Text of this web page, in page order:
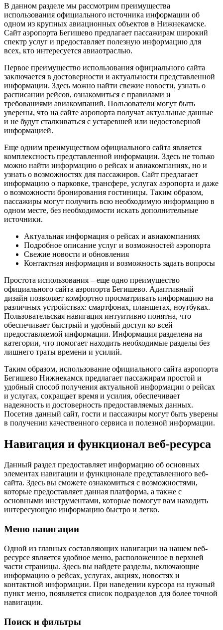
В данном разделе мы рассмотрим преимущества
использования официального источника информации об
одном из крупных авиационных объектов в Нижнекамске.
Сайт аэропорта Бегишево предлагает пассажирам широкий
спектр услуг и предоставляет полезную информацию для
всех, кто интересуется авиаотраслью.
Первое преимущество использования официального сайта
заключается в достоверности и актуальности представленной
информации. Здесь можно найти свежие новости, узнать о
расписании рейсов, ознакомиться с правилами и
требованиями авиакомпаний. Пользователи могут быть
уверены, что на сайте аэропорта получат актуальные данные
и не будут сталкиваться с устаревшей или недостоверной
информацией.
Еще одним преимуществом официального сайта является
комплексность представленной информации. Здесь не только
можно найти информацию о рейсах и авиакомпаниях, но и
узнать о возможностях для пассажиров. Сайт предлагает
информацию о парковке, трансфере, услугах аэропорта и даже
о возможности бронирования гостиницы. Таким образом,
пассажиры могут получить всю необходимую информацию в
одном месте, без необходимости искать дополнительные
источники.
Актуальная информация о рейсах и авиакомпаниях
Подробное описание услуг и возможностей аэропорта
Свежие новости и обновления
Контактная информация и возможность задать вопросы
Простота использования – еще одно преимущество
официального сайта аэропорта Бегишево. Адаптивный
дизайн позволяет комфортно просматривать информацию на
различных устройствах: смартфонах, планшетах, ноутбуках.
Пользовательская навигация интуитивно понятна, что
обеспечивает быстрый и удобный доступ ко всей
предоставляемой информации. Информация разделена на
категории, что помогает находить необходимые разделы без
лишнего траты времени и усилий.
Таким образом, использование официального сайта аэропорта
Бегишево Нижнекамск предлагает пассажирам простой и
удобный способ получения актуальной информации о рейсах
и услугах, сокращает время и усилия, обеспечивает
надежность и достоверность предоставляемых данных.
Посетив данный сайт, гости и пассажиры могут быть уверены
в получении качественного сервиса и полезной информации.
Навигация и функционал веб-ресурса
Данный раздел предоставляет информацию об основных
элементах навигации и функционале представленного веб-
сайта. Здесь вы сможете ознакомиться с возможностями,
которые предоставляет данная платформа, а также с
основными инструментами, которые помогут вам находить
интересующую информацию быстро и легко.
Меню навигации
Одной из главных составляющих навигации на нашем веб-
ресурсе является удобное меню, расположенное в верхней
части страницы. Здесь вы найдете разделы, включающие
информацию о рейсах, услугах, акциях, новостях и
контактной информации. При наведении курсора на нужный
пункт меню, появляется список подразделов для более точной
навигации.
Поиск и фильтры